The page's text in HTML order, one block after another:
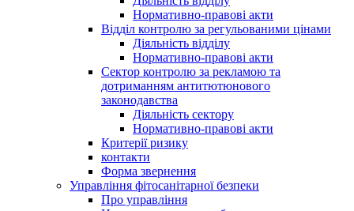
Нормативно-правові акти
Відділ контролю за регульованими цінами
Діяльність відділу
Нормативно-правові акти
Сектор контролю за рекламою та
дотриманням антитютюнового
законодавства
Діяльність сектору
Нормативно-правові акти
Критерії ризику
контакти
Форма звернення
Управління фітосанітарної безпеки
Про управління